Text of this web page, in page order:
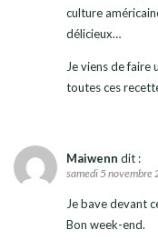
culture
délicieux…
Je viens de
toutes ces
Maiwenn dit :
samedi 5 novembre
Je bave devant
Bon week-end.